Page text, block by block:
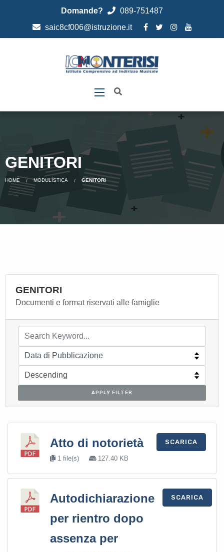
Domande?
089-751487
saic8cf006@istruzione.it
GENITORI
HOME MODULISTICA GENITORI
GENITORI
Documenti e format riservati alle famiglie
APPLY FILTER
Atto di notorietà
1 file(s) 127.40 KB
SCARICA
Autodichiarazione
per rientro dopo
assenza per
SCARICA